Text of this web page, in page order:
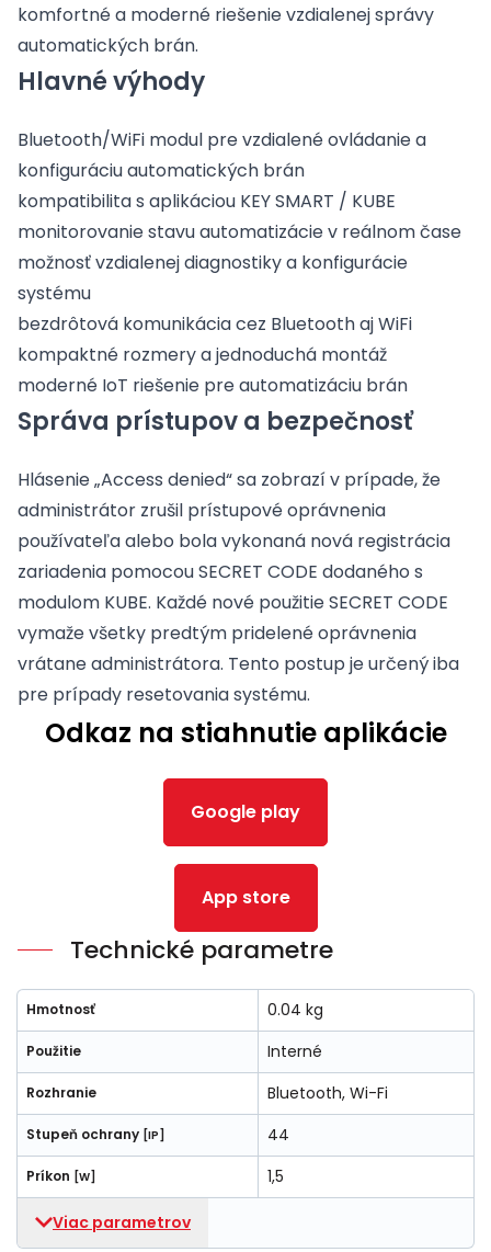
komfortné a moderné riešenie vzdialenej správy
automatických brán.
Hlavné výhody
Bluetooth/WiFi modul pre vzdialené ovládanie a
konfiguráciu automatických brán
kompatibilita s aplikáciou KEY SMART / KUBE
monitorovanie stavu automatizácie v reálnom čase
možnosť vzdialenej diagnostiky a konfigurácie
systému
bezdrôtová komunikácia cez Bluetooth aj WiFi
kompaktné rozmery a jednoduchá montáž
moderné IoT riešenie pre automatizáciu brán
Správa prístupov a bezpečnosť
Hlásenie „Access denied“ sa zobrazí v prípade, že
administrátor zrušil prístupové oprávnenia
používateľa alebo bola vykonaná nová registrácia
zariadenia pomocou SECRET CODE dodaného s
modulom KUBE. Každé nové použitie SECRET CODE
vymaže všetky predtým pridelené oprávnenia
vrátane administrátora. Tento postup je určený iba
pre prípady resetovania systému.
Odkaz na stiahnutie aplikácie
Google play
App store
Technické parametre
Hmotnosť 0.04 kg
Použitie Interné
Rozhranie Bluetooth, Wi-Fi
Stupeň ochrany [IP] 44
Príkon [W] 1,5
Viac parametrov